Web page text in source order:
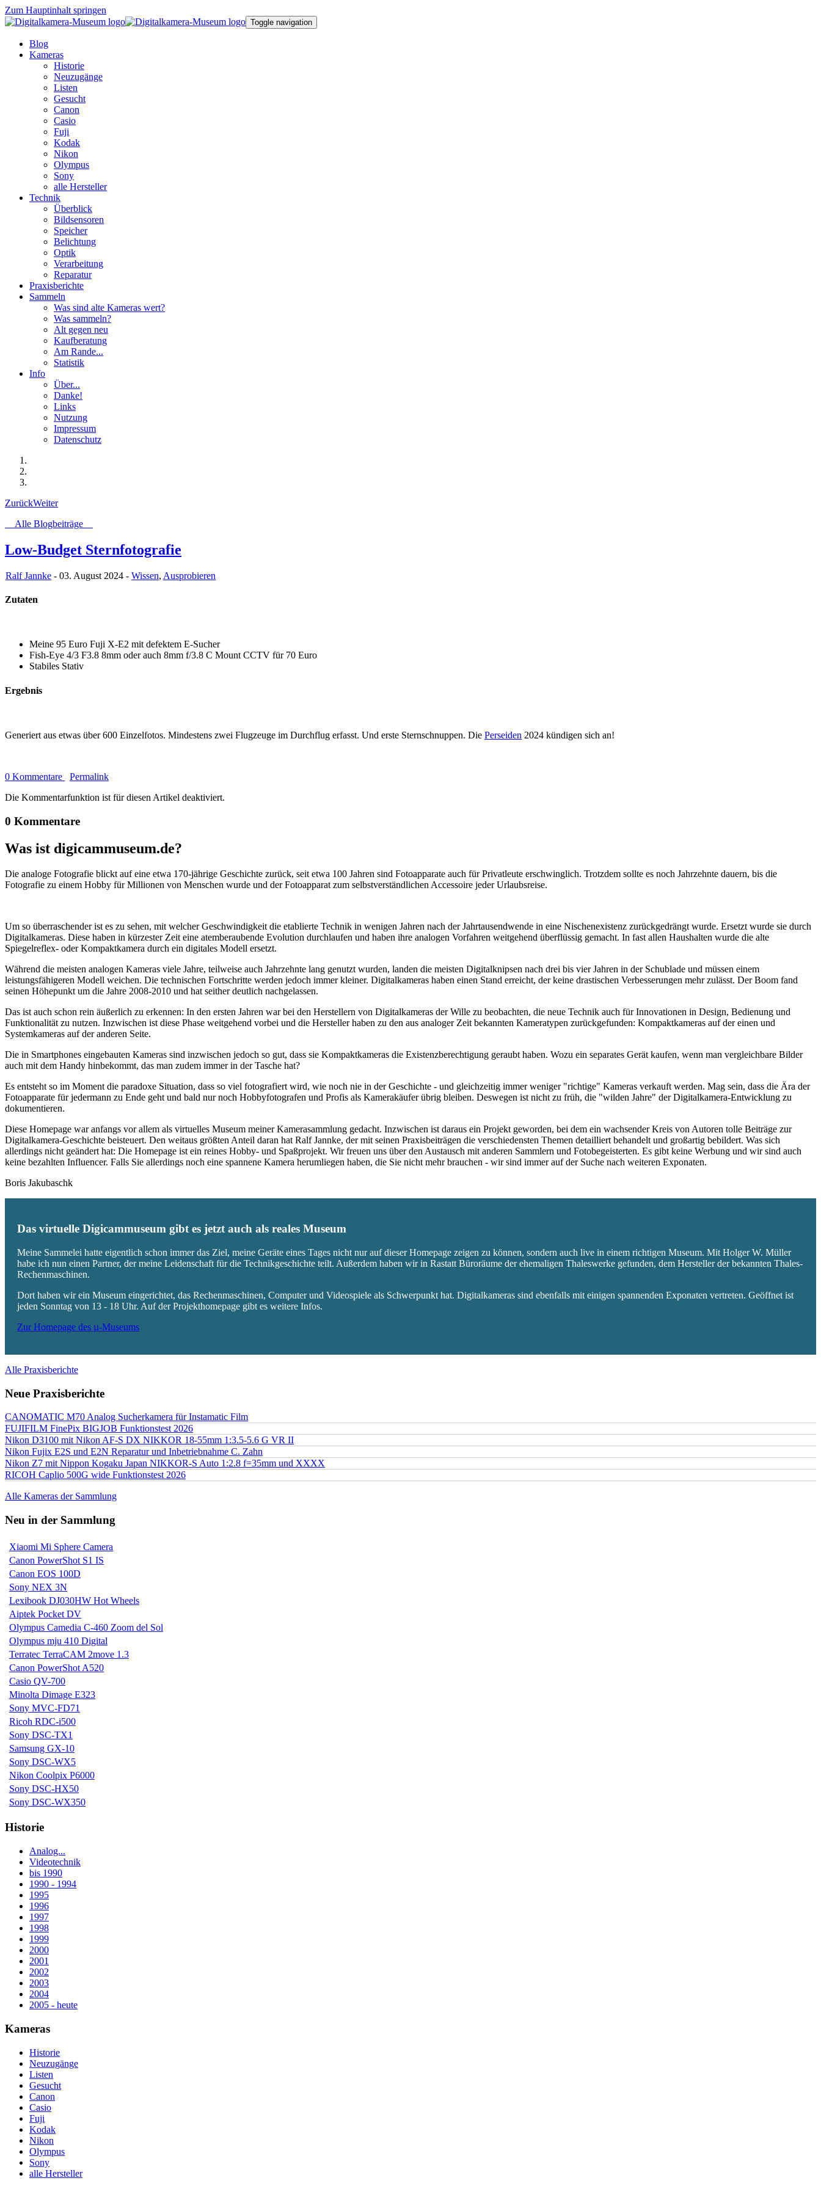
Zum Hauptinhalt springen
Toggle navigation
Blog
Kameras
Historie
Neuzugänge
Listen
Gesucht
Canon
Casio
Fuji
Kodak
Nikon
Olympus
Sony
alle Hersteller
Technik
Überblick
Bildsensoren
Speicher
Belichtung
Optik
Verarbeitung
Reparatur
Praxisberichte
Sammeln
Was sind alte Kameras wert?
Was sammeln?
Alt gegen neu
Kaufberatung
Am Rande...
Statistik
Info
Über...
Danke!
Links
Nutzung
Impressum
Datenschutz
ZurückWeiter
Alle Blogbeiträge
Low-Budget Sternfotografie
Ralf Jannke - 03. August 2024 - Wissen, Ausprobieren
Zutaten
Meine 95 Euro Fuji X-E2 mit defektem E-Sucher
Fish-Eye 4/3 F3.8 8mm oder auch 8mm f/3.8 C Mount CCTV für 70 Euro
Stabiles Stativ
Ergebnis
Generiert aus etwas über 600 Einzelfotos. Mindestens zwei Flugzeuge im Durchflug erfasst. Und erste Sternschnuppen. Die Perseiden 2024 kündigen sich an!
0 Kommentare
Permalink
Die Kommentarfunktion ist für diesen Artikel deaktiviert.
0 Kommentare
Was ist digicammuseum.de?
Die analoge Fotografie blickt auf eine etwa 170-jährige Geschichte zurück, seit etwa 100 Jahren sind Fotoapparate auch für Privatleute erschwinglich. Trotzdem sollte es noch Jahrzehnte dauern, bis die
Fotografie zu einem Hobby für Millionen von Menschen wurde und der Fotoapparat zum selbstverständlichen Accessoire jeder Urlaubsreise.
Um so überraschender ist es zu sehen, mit welcher Geschwindigkeit die etablierte Technik in wenigen Jahren nach der Jahrtausendwende in eine Nischenexistenz zurückgedrängt wurde. Ersetzt wurde sie durch
Digitalkameras. Diese haben in kürzester Zeit eine atemberaubende Evolution durchlaufen und haben ihre analogen Vorfahren weitgehend überflüssig gemacht. In fast allen Haushalten wurde die alte
Spiegelreflex- oder Kompaktkamera durch ein digitales Modell ersetzt.
Während die meisten analogen Kameras viele Jahre, teilweise auch Jahrzehnte lang genutzt wurden, landen die meisten Digitalknipsen nach drei bis vier Jahren in der Schublade und müssen einem
leistungsfähigeren Modell weichen. Die technischen Fortschritte werden jedoch immer kleiner. Digitalkameras haben einen Stand erreicht, der keine drastischen Verbesserungen mehr zulässt. Der Boom fand
seinen Höhepunkt um die Jahre 2008-2010 und hat seither deutlich nachgelassen.
Das ist auch schon rein äußerlich zu erkennen: In den ersten Jahren war bei den Herstellern von Digitalkameras der Wille zu beobachten, die neue Technik auch für Innovationen in Design, Bedienung und
Funktionalität zu nutzen. Inzwischen ist diese Phase weitgehend vorbei und die Hersteller haben zu den aus analoger Zeit bekannten Kameratypen zurückgefunden: Kompaktkameras auf der einen und
Systemkameras auf der anderen Seite.
Die in Smartphones eingebauten Kameras sind inzwischen jedoch so gut, dass sie Kompaktkameras die Existenzberechtigung geraubt haben. Wozu ein separates Gerät kaufen, wenn man vergleichbare Bilder
auch mit dem Handy hinbekommt, das man zudem immer in der Tasche hat?
Es entsteht so im Moment die paradoxe Situation, dass so viel fotografiert wird, wie noch nie in der Geschichte - und gleichzeitig immer weniger "richtige" Kameras verkauft werden. Mag sein, dass die Ära der
Fotoapparate für jedermann zu Ende geht und bald nur noch Hobbyfotografen und Profis als Kamerakäufer übrig bleiben. Deswegen ist nicht zu früh, die "wilden Jahre" der Digitalkamera-Entwicklung zu
dokumentieren.
Diese Homepage war anfangs vor allem als virtuelles Museum meiner Kamerasammlung gedacht. Inzwischen ist daraus ein Projekt geworden, bei dem ein wachsender Kreis von Autoren tolle Beiträge zur
Digitalkamera-Geschichte beisteuert. Den weitaus größten Anteil daran hat Ralf Jannke, der mit seinen Praxisbeiträgen die verschiedensten Themen detailliert behandelt und großartig bebildert. Was sich
allerdings nicht geändert hat: Die Homepage ist ein reines Hobby- und Spaßprojekt. Wir freuen uns über den Austausch mit anderen Sammlern und Fotobegeisterten. Es gibt keine Werbung und wir sind auch
keine bezahlten Influencer. Falls Sie allerdings noch eine spannene Kamera herumliegen haben, die Sie nicht mehr brauchen - wir sind immer auf der Suche nach weiteren Exponaten.
Boris Jakubaschk
Das virtuelle Digicammuseum gibt es jetzt auch als reales Museum
Meine Sammelei hatte eigentlich schon immer das Ziel, meine Geräte eines Tages nicht nur auf dieser Homepage zeigen zu können, sondern auch live in einem richtigen Museum. Mit Holger W. Müller
habe ich nun einen Partner, der meine Leidenschaft für die Technikgeschichte teilt. Außerdem haben wir in Rastatt Büroräume der ehemaligen Thaleswerke gefunden, dem Hersteller der bekannten Thales-
Rechenmaschinen.
Dort haben wir ein Museum eingerichtet, das Rechenmaschinen, Computer und Videospiele als Schwerpunkt hat. Digitalkameras sind ebenfalls mit einigen spannenden Exponaten vertreten. Geöffnet ist
jeden Sonntag von 13 - 18 Uhr. Auf der Projekthomepage gibt es weitere Infos.
Zur Homepage des µ-Museums
Alle Praxisberichte
Neue Praxisberichte
CANOMATIC M70 Analog Sucherkamera für Instamatic Film
FUJIFILM FinePix BIGJOB Funktionstest 2026
Nikon D3100 mit Nikon AF-S DX NIKKOR 18-55mm 1:3.5-5.6 G VR II
Nikon Fujix E2S und E2N Reparatur und Inbetriebnahme C. Zahn
Nikon Z7 mit Nippon Kogaku Japan NIKKOR-S Auto 1:2.8 f=35mm und XXXX
RICOH Caplio 500G wide Funktionstest 2026
Alle Kameras der Sammlung
Neu in der Sammlung
Xiaomi Mi Sphere Camera
Canon PowerShot S1 IS
Canon EOS 100D
Sony NEX 3N
Lexibook DJ030HW Hot Wheels
Aiptek Pocket DV
Olympus Camedia C-460 Zoom del Sol
Olympus mju 410 Digital
Terratec TerraCAM 2move 1.3
Canon PowerShot A520
Casio QV-700
Minolta Dimage E323
Sony MVC-FD71
Ricoh RDC-i500
Sony DSC-TX1
Samsung GX-10
Sony DSC-WX5
Nikon Coolpix P6000
Sony DSC-HX50
Sony DSC-WX350
Historie
Analog...
Videotechnik
bis 1990
1990 - 1994
1995
1996
1997
1998
1999
2000
2001
2002
2003
2004
2005 - heute
Kameras
Historie
Neuzugänge
Listen
Gesucht
Canon
Casio
Fuji
Kodak
Nikon
Olympus
Sony
alle Hersteller